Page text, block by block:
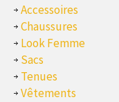
Accessoires
Chaussures
Look Femme
Sacs
Tenues
Vêtements